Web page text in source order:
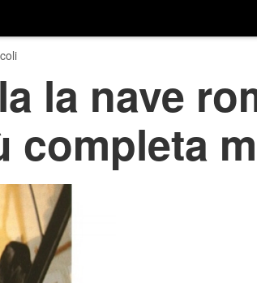
la nave
completa